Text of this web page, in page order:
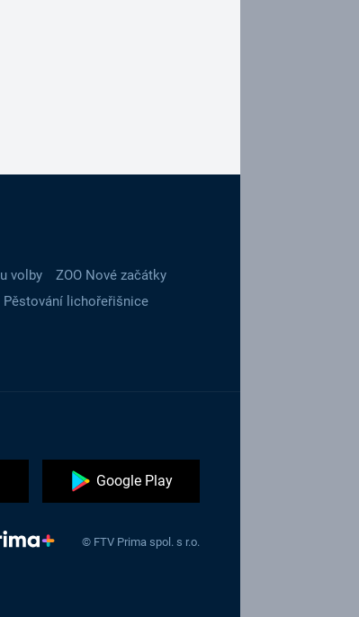
volby
ZOO Nové začátky
Pěstování lichořeřišnice
Google Play
© FTV Prima spol. s r.o.